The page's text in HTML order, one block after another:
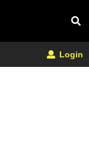
Login